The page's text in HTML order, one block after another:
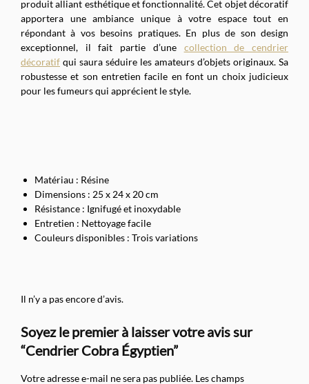
produit alliant esthétique et fonctionnalité. Cet objet décoratif
apportera une ambiance unique à votre espace tout en
répondant à vos besoins pratiques. En plus de son design
exceptionnel, il fait partie d’une collection de cendrier
décoratif qui saura séduire les amateurs d’objets originaux. Sa
robustesse et son entretien facile en font un choix judicieux
pour les fumeurs qui apprécient le style.
Matériau : Résine
Dimensions : 25 x 24 x 20 cm
Résistance : Ignifugé et inoxydable
Entretien : Nettoyage facile
Couleurs disponibles : Trois variations
Il n’y a pas encore d’avis.
Soyez le premier à laisser votre avis sur
“Cendrier Cobra Égyptien”
Votre adresse e-mail ne sera pas publiée. Les champs